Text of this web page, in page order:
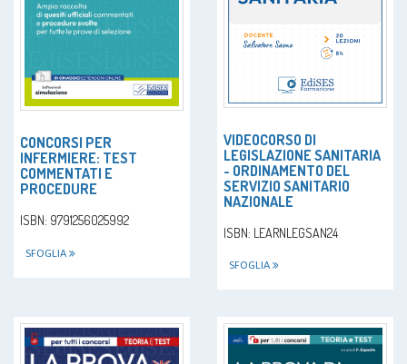
CONCORSI PER
INFERMIERE: TEST
COMMENTATI E
PROCEDURE
ISBN: 9791256025992
SFOGLIA
VIDEOCORSO DI
LEGISLAZIONE SANITARIA
- ORDINAMENTO DEL
SERVIZIO SANITARIO
NAZIONALE
ISBN: LEARNLEGSAN24
SFOGLIA